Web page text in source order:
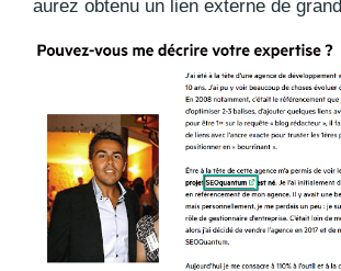
aurez obtenu un lien externe de